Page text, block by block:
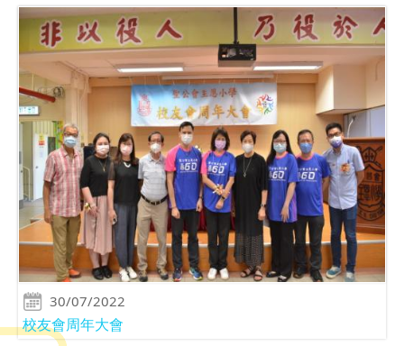
30/07/2022
校友會周年大會